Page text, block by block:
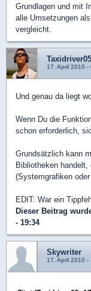
Grundlagen und mit
alle Umsetzungen
vergleicht.
Taxidriver05
17. April 2010 -
Und genau da liegt
Wenn Du die
schon erforderlich,
Grundsätzlich kann
Bibliotheken
(Systemgrafiken
EDIT: War ein
Dieser Beitrag
- 19:34
Skywriter
17. April 2010 -